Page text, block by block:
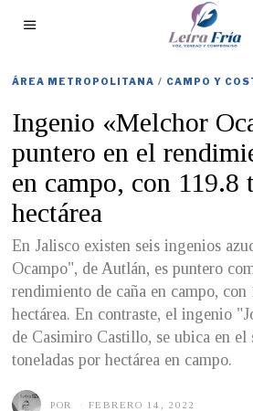
ÁREA METROPOLITANA / CAMPO Y
Ingenio «Melchor
puntero en el
en campo, con 119.8
hectárea
En Jalisco existen seis ingenios
Ocampo", de Autlán, es puntero
rendimiento de caña en campo, con
hectárea. En contraste, el ingenio
de Casimiro Castillo, se ubica en el
toneladas por hectárea en campo.
POR FEBRERO 14, 2022